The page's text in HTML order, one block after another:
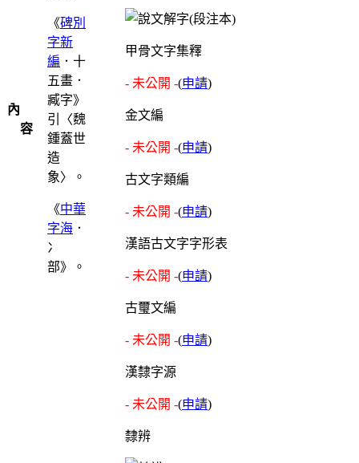
內
容
《碑別
字新
編 ．十
五畫．
臧字》
引〈魏
鍾蓋世
造
象〉。
《中華
字海 ．
冫
部》。
甲骨文字集釋
- 未公開 -(申請)
金文編
- 未公開 -(申請)
古文字類編
- 未公開 -(申請)
漢語古文字字形表
- 未公開 -(申請)
古璽文編
- 未公開 -(申請)
漢隸字源
- 未公開 -(申請)
隸辨